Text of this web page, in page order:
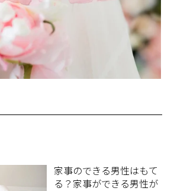
家事のできる男性はもて
る？家事ができる男性が